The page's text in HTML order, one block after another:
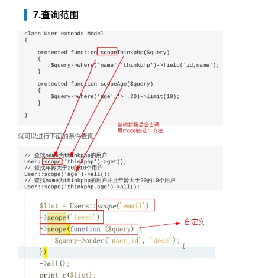
7.查询范围